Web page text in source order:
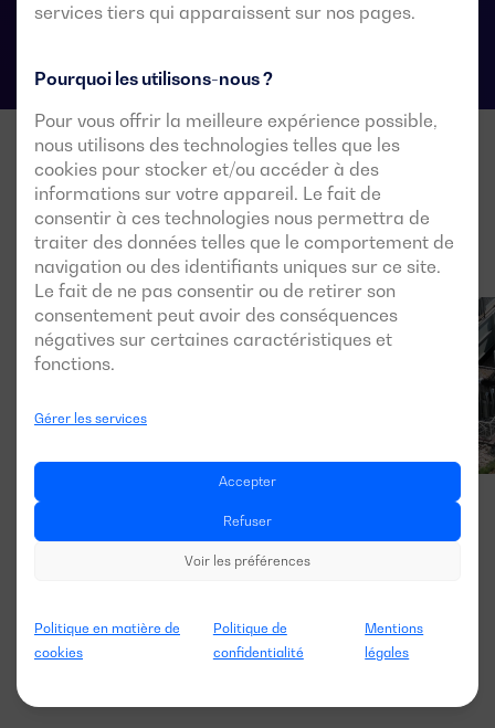
services tiers qui apparaissent sur nos pages.
Pourquoi les utilisons-nous ?
Pour vous offrir la meilleure expérience possible,
nous utilisons des technologies telles que les
cookies pour stocker et/ou accéder à des
informations sur votre appareil. Le fait de
consentir à ces technologies nous permettra de
traiter des données telles que le comportement de
navigation ou des identifiants uniques sur ce site.
Le fait de ne pas consentir ou de retirer son
consentement peut avoir des conséquences
négatives sur certaines caractéristiques et
fonctions.
Gérer les services
Accepter
Refuser
Voir les préférences
Politique en matière de
cookies
Politique de
confidentialité
Mentions
légales